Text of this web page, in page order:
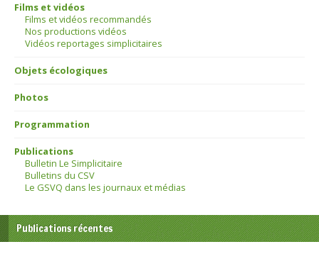
Films et vidéos
Films et vidéos recommandés
Nos productions vidéos
Vidéos reportages simplicitaires
Objets écologiques
Photos
Programmation
Publications
Bulletin Le Simplicitaire
Bulletins du CSV
Le GSVQ dans les journaux et médias
Publications récentes